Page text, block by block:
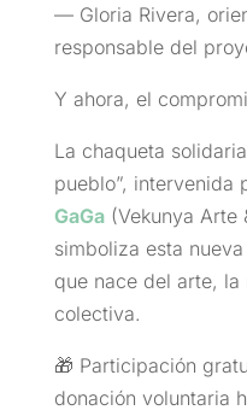
— Gloria Rivera,
responsable del
Y ahora, el
La chaqueta
pueblo”, intervenida
GaGa(Vekunya Arte
simboliza esta
que nace del arte,
colectiva.
🎁 Participación
donación voluntaria